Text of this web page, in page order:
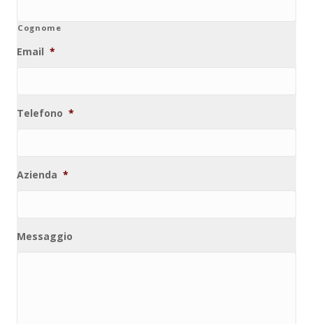
Cognome
Email *
Telefono *
Azienda *
Messaggio